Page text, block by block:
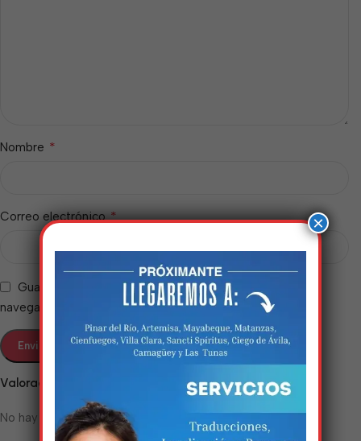
Valoraciones
No hay valoraciones aún.
Nombre *
Correo electrónico*
Guarda mi nombre, correo electrónico y web en este
navegador para la próxima vez que comente.
×
Estamos trabalhando
nisso!
Em breve, esta página estará
disponível com novidades